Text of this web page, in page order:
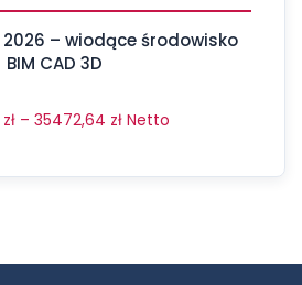
BIM CAD 3D
zł – 35472,64 zł Netto